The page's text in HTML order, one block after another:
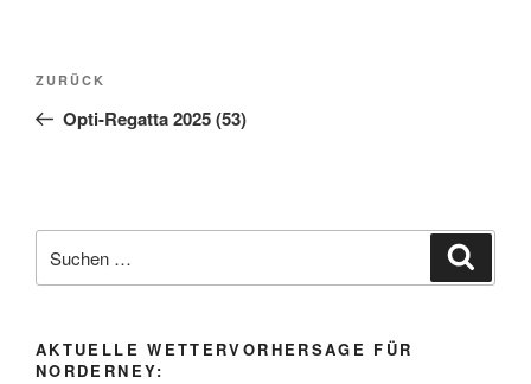
Beitragsnavigation
Vorheriger
Beitrag
ZURÜCK
Opti-Regatta 2025 (53)
nach:
AKTUELLE WETTERVORHERSAGE FÜR
NORDERNEY: